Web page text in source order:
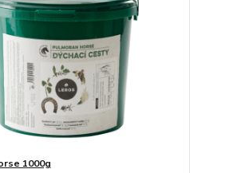
1000g